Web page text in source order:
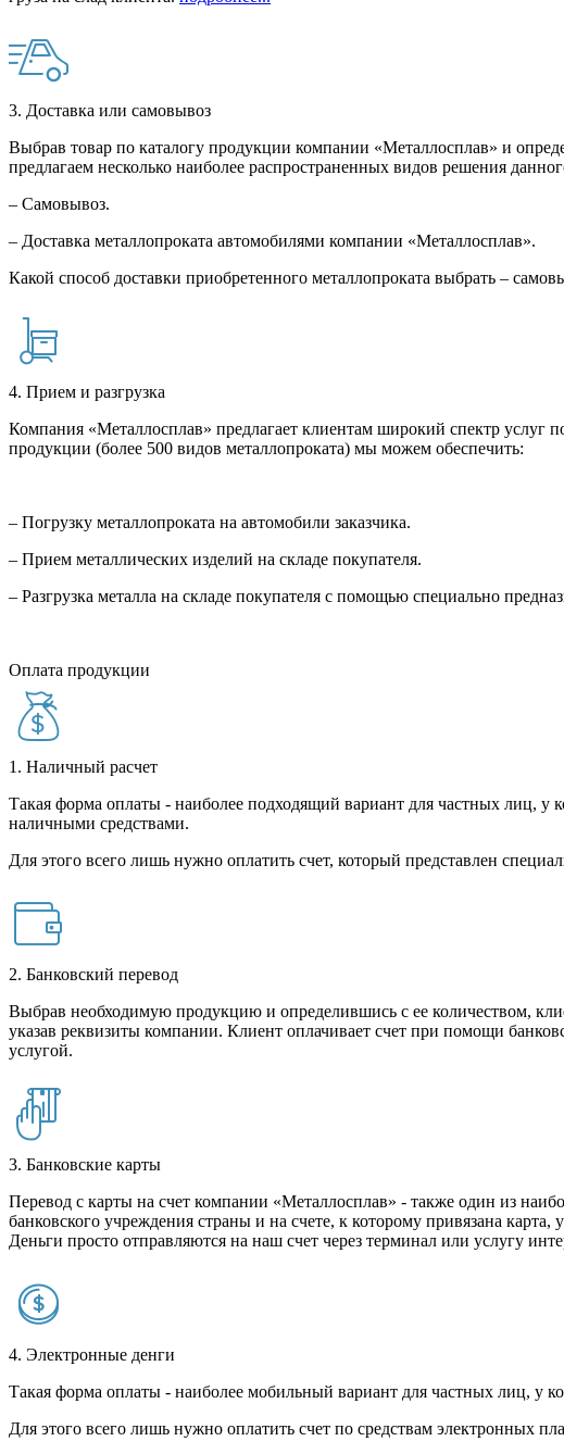
3. Доставка или самовывоз
Выбрав товар по каталогу продукции компании «Металлосплав» и
предлагаем несколько наиболее распространенных видов решения
– Самовывоз.
– Доставка металлопроката автомобилями компании «Металлосплав».
Какой способ доставки приобретенного металлопроката выбрать –
4. Прием и разгрузка
Компания «Металлосплав» предлагает клиентам широкий спектр услуг
продукции (более 500 видов металлопроката) мы можем обеспечить:
– Погрузку металлопроката на автомобили заказчика.
– Прием металлических изделий на складе покупателя.
– Разгрузка металла на складе покупателя с помощью специально
Оплата продукции
1. Наличный расчет
Такая форма оплаты - наиболее подходящий вариант для частных лиц, у
наличными средствами.
Для этого всего лишь нужно оплатить счет, который представлен
2. Банковский перевод
Выбрав необходимую продукцию и определившись с ее количеством,
указав реквизиты компании. Клиент оплачивает счет при помощи
услугой.
3. Банковские карты
Перевод с карты на счет компании «Металлосплав» - также один из
банковского учреждения страны и на счете, к которому привязана
Деньги просто отправляются на наш счет через терминал или услугу
4. Электронные денги
Такая форма оплаты - наиболее мобильный вариант для частных лиц, у
Для этого всего лишь нужно оплатить счет по средствам электронных